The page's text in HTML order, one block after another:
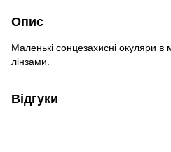
Опис
Маленькі сонцезахисні окуляри в
лінзами.
Відгуки